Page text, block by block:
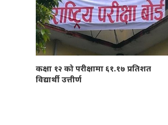
कक्षा १२ को परीक्षामा ६१.१७ प्रतिशत
विद्यार्थी उत्तीर्ण